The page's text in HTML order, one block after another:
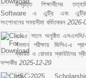
উপবৃত্তি শিক্ষার্থীদের
Software এ এন্ট্রি এবং
সংশোধনের সময়সীমা বর্ধিতকরন 2026-
২০২৫ সালে অনুষ্ঠিত
সমমান পরীক্ষায় জিপিএ-৫
স্কাউট ও রোভার স্কাউটদের
সম্পর্কীয় 2025-12-29
HSC-2025